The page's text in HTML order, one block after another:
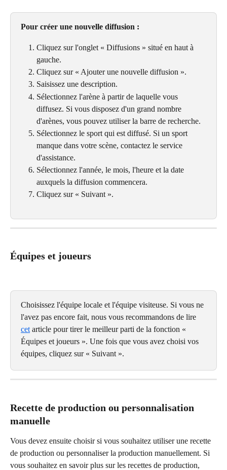
Pour créer une nouvelle diffusion :
Cliquez sur l'onglet « Diffusions » situé en haut à
gauche.
Cliquez sur « Ajouter une nouvelle diffusion ».
Saisissez une description.
Sélectionnez l'arène à partir de laquelle vous
diffusez. Si vous disposez d'un grand nombre
d'arènes, vous pouvez utiliser la barre de recherche.
Sélectionnez le sport qui est diffusé. Si un sport
manque dans votre scène, contactez le service
d'assistance.
Sélectionnez l'année, le mois, l'heure et la date
auxquels la diffusion commencera.
Cliquez sur « Suivant ».
Équipes et joueurs
Choisissez l'équipe locale et l'équipe visiteuse. Si vous ne
l'avez pas encore fait, nous vous recommandons de lire
cet article pour tirer le meilleur parti de la fonction «
Équipes et joueurs ». Une fois que vous avez choisi vos
équipes, cliquez sur « Suivant ».
Recette de production ou personnalisation
manuelle
Vous devez ensuite choisir si vous souhaitez utiliser une recette
de production ou personnaliser la production manuellement. Si
vous souhaitez en savoir plus sur les recettes de production,